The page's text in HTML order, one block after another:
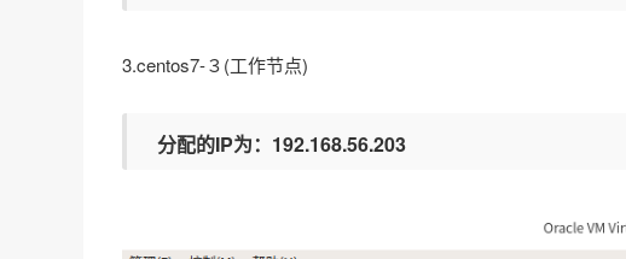
3.centos7-３(工作节点)
分配的IP为：192.168.56.203